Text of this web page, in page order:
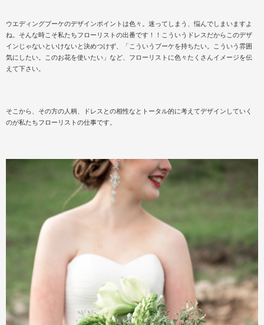
ウエディングブーケのデザインポイントは色々。迷ってしまう、悩んでしまいますよ
ね。そんな時こそ私たちフローリストの出番です！！こういうドレスだからこのデザ
インじゃないといけないと決めつけず、「こういうブーケを持ちたい。こういう雰囲
気にしたい。このお花を使いたい」など、フローリストに色々たくさんイメージを伝
えて下さい。
そこから、その方の人柄、ドレスとの相性なとトータル的に考えてデザインしていく
のが私たちフローリストの仕事です。